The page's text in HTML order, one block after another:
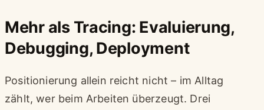
Mehr als Tracing: Evaluierung,
Debugging, Deployment
Positionierung allein reicht nicht – im Alltag
zählt, wer beim Arbeiten überzeugt. Drei